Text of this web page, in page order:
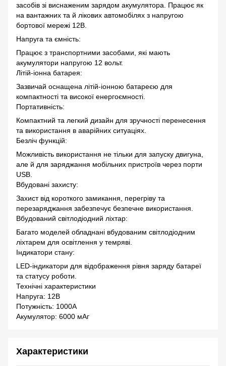
засобів зі виснаженим зарядом акумулятора. Працює як
на вантажних та й лікових автомобілях з напругою
бортової мережі 12В.
Напруга та ємність:
Працює з транспортними засобами, які мають
акумулятори напругою 12 вольт.
Літій-іонна батарея:
Зазвичай оснащена літій-іонною батареєю для
компактності та високої енергоємності.
Портативність:
Компактний та легкий дизайн для зручності перенесення
та використання в аварійних ситуаціях.
Безліч функцій:
Можливість використання не тільки для запуску двигуна,
але й для заряджання мобільних пристроїв через порти
USB.
Вбудовані захисту:
Захист від короткого замикання, перегріву та
перезаряджання забезпечує безпечне використання.
Вбудований світлодіодний ліхтар:
Багато моделей обладнані вбудованим світлодіодним
ліхтарем для освітлення у темряві.
Індикатори стану:
LED-індикатори для відображення рівня заряду батареї
та статусу роботи.
Технічні характеристики
Напруга: 12В
Потужність: 1000А
Акумулятор: 6000 мАг
Характеристики